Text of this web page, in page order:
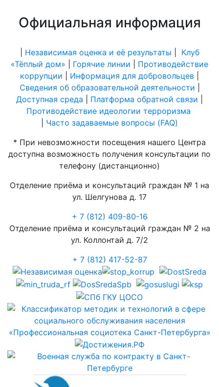
Официальная информация
Независимая оценка и её результаты
Клуб
«Тёплый дом»
Горячие линии
Противодействие
коррупции
Информация для добровольцев
Сведения об образовательной деятельности
Доступная среда
Платформа обратной связи
Противодействие идеологии терроризма
Часто задаваемые вопросы (FAQ)
* При невозможности посещения нашего Центра
доступна возможность получения консультации по
телефону (дистанционно)
Отделение приёма и консультаций граждан № 1 на
ул. Шелгунова д. 17
+ 7 (812) 409-80-16
Отделение приёма и консультаций граждан № 2 на
ул. Коллонтай д. 7/2
+ 7 (812) 417-52-87